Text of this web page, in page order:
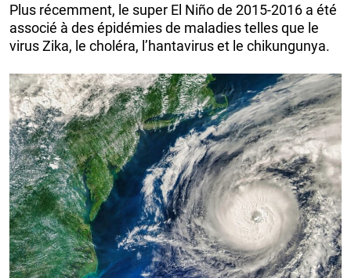
Plus récemment, le super El Niño de 2015-2016 a été
associé à des épidémies de maladies telles que le
virus Zika, le choléra, l’hantavirus et le chikungunya.